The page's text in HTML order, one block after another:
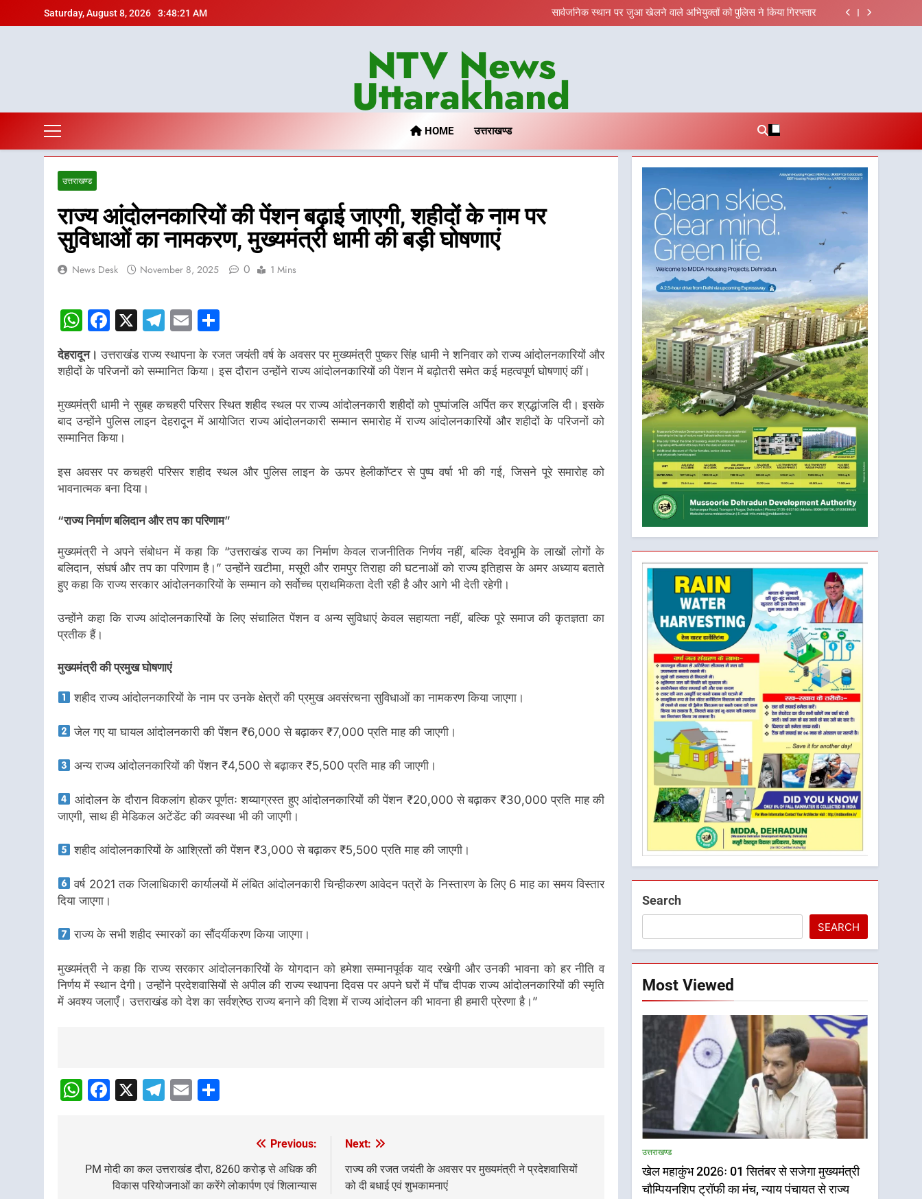
to
Saturday, August 8, 2026 3:48:22 AM
राज्य स्तर तक होगा प्रतिभा का प्रदर्शन
सार्वजनिक स्थान पर जुआ खेलने वाले अभियुक्तों को पुलिस ने किया गिरफ्तार
जनकल्याण, रोजगार, शिक्षा, श्रमिक हित और आधारभूत विकास को नई गति : धामी कैबिनेट के
सार्वजनिक स्थान पर जुआ खेलने वाले अभियुक्तों को पुलिस ने किया गिरफ्तार
जनकल्याण, रोजगार, शिक्षा, श्रमिक हित और आधारभूत विकास को नई गति : धामी कैबिनेट के
एमडीडीए का अवैध प्लाटिंग और निर्माण पर बड़ा एक्शन, दो स्थानों पर ध्वस्तीकरण, मसूरी मार्ग पर
NTV News
Uttarakhand
HOME उत्तराखण्ड
उत्तराखण्ड
राज्य आंदोलनकारियों की पेंशन बढ़ाई जाएगी, शहीदों के नाम पर
सुविधाओं का नामकरण, मुख्यमंत्री धामी की बड़ी घोषणाएं
News Desk November 8, 2025 0 1 Mins
WhatsApp
Facebook
X Telegram
Email
देहरादून। उत्तराखंड राज्य स्थापना के रजत जयंती वर्ष के अवसर पर मुख्यमंत्री पुष्कर सिंह धामी ने शनिवार को राज्य आंदोलनकारियों और
शहीदों के परिजनों को सम्मानित किया। इस दौरान उन्होंने राज्य आंदोलनकारियों की पेंशन में बढ़ोतरी समेत कई महत्वपूर्ण घोषणाएं कीं।
मुख्यमंत्री धामी ने सुबह कचहरी परिसर स्थित शहीद स्थल पर राज्य आंदोलनकारी शहीदों को पुष्पांजलि अर्पित कर श्रद्धांजलि दी। इसके
बाद उन्होंने पुलिस लाइन देहरादून में आयोजित राज्य आंदोलनकारी सम्मान समारोह में राज्य आंदोलनकारियों और शहीदों के परिजनों को
सम्मानित किया।
इस अवसर पर कचहरी परिसर शहीद स्थल और पुलिस लाइन के ऊपर हेलीकॉप्टर से पुष्प वर्षा भी की गई, जिसने पूरे समारोह को
भावनात्मक बना दिया।
“राज्य निर्माण बलिदान और तप का परिणाम”
मुख्यमंत्री ने अपने संबोधन में कहा कि “उत्तराखंड राज्य का निर्माण केवल राजनीतिक निर्णय नहीं, बल्कि देवभूमि के लाखों लोगों के
बलिदान, संघर्ष और तप का परिणाम है।” उन्होंने खटीमा, मसूरी और रामपुर तिराहा की घटनाओं को राज्य इतिहास के अमर अध्याय बताते
हुए कहा कि राज्य सरकार आंदोलनकारियों के सम्मान को सर्वोच्च प्राथमिकता देती रही है और आगे भी देती रहेगी।
उन्होंने कहा कि राज्य आंदोलनकारियों के लिए संचालित पेंशन व अन्य सुविधाएं केवल सहायता नहीं, बल्कि पूरे समाज की कृतज्ञता का
प्रतीक हैं।
मुख्यमंत्री की प्रमुख घोषणाएं
शहीद राज्य आंदोलनकारियों के नाम पर उनके क्षेत्रों की प्रमुख अवसंरचना सुविधाओं का नामकरण किया जाएगा।
जेल गए या घायल आंदोलनकारी की पेंशन ₹6,000 से बढ़ाकर ₹7,000 प्रति माह की जाएगी।
अन्य राज्य आंदोलनकारियों की पेंशन ₹4,500 से बढ़ाकर ₹5,500 प्रति माह की जाएगी।
आंदोलन के दौरान विकलांग होकर पूर्णतः शय्याग्रस्त हुए आंदोलनकारियों की पेंशन ₹20,000 से बढ़ाकर ₹30,000 प्रति माह की
जाएगी, साथ ही मेडिकल अटेंडेंट की व्यवस्था भी की जाएगी।
शहीद आंदोलनकारियों के आश्रितों की पेंशन ₹3,000 से बढ़ाकर ₹5,500 प्रति माह की जाएगी।
वर्ष 2021 तक जिलाधिकारी कार्यालयों में लंबित आंदोलनकारी चिन्हीकरण आवेदन पत्रों के निस्तारण के लिए 6 माह का समय विस्तार
दिया जाएगा।
राज्य के सभी शहीद स्मारकों का सौंदर्यीकरण किया जाएगा।
मुख्यमंत्री ने कहा कि राज्य सरकार आंदोलनकारियों के योगदान को हमेशा सम्मानपूर्वक याद रखेगी और उनकी भावना को हर नीति व
निर्णय में स्थान देगी। उन्होंने प्रदेशवासियों से अपील की राज्य स्थापना दिवस पर अपने घरों में पाँच दीपक राज्य आंदोलनकारियों की स्मृति
में अवश्य जलाएँ। उत्तराखंड को देश का सर्वश्रेष्ठ राज्य बनाने की दिशा में राज्य आंदोलन की भावना ही हमारी प्रेरणा है।”
navigation
WhatsApp
Facebook
X Telegram
Email
navigation
Previous:
PM मोदी का कल उत्तराखंड दौरा, 8260 करोड़ से अधिक की
विकास परियोजनाओं का करेंगे लोकार्पण एवं शिलान्यास
Next:
राज्य की रजत जयंती के अवसर पर मुख्यमंत्री ने प्रदेशवासियों
को दी बधाई एवं शुभकामनाएं
Search
SEARCH
Most Viewed
उत्तराखण्ड
खेल महाकुंभ 2026ः 01 सितंबर से सजेगा मुख्यमंत्री
चौम्पियनशिप ट्रॉफी का मंच, न्याय पंचायत से राज्य